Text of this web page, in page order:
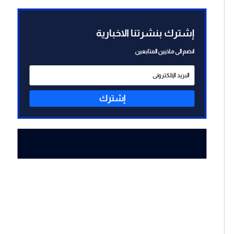
إشترك بنشرتنا الاخبارية
انضم الى ملايين المتابعين
إشترك